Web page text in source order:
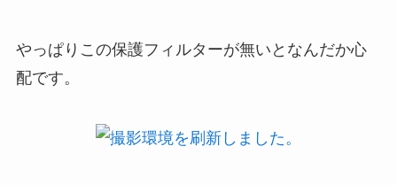
やっぱりこの保護フィルターが無いとなんだか心
配です。